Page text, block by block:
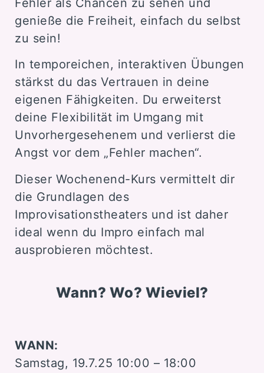
genieße die Freiheit, einfach du selbst
zu sein!
In temporeichen, interaktiven Übungen
stärkst du das Vertrauen in deine
eigenen Fähigkeiten. Du erweiterst
deine Flexibilität im Umgang mit
Unvorhergesehenem und verlierst die
Angst vor dem „Fehler machen“.
Dieser Wochenend-Kurs vermittelt dir
die Grundlagen des
Improvisationstheaters und ist daher
ideal wenn du Impro einfach mal
ausprobieren möchtest.
Wann? Wo? Wieviel?
WANN:
Samstag, 19.7.25 10:00 – 18:00